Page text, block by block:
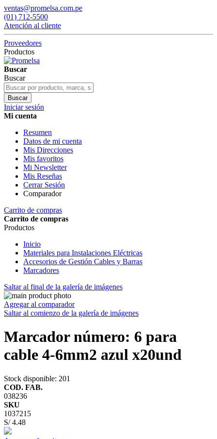
ventas@promelsa.com.pe
(01) 712-5500
Atención al cliente
Proveedores
Productos
Buscar
Buscar
Buscar
Iniciar sesión
Mi cuenta
Resumen
Datos de mi cuenta
Mis Direcciones
Mis favoritos
Mi Newsletter
Mis Reseñas
Cerrar Sesión
Comparador
Carrito de compras
Carrito de compras
Productos
Inicio
Materiales para Instalaciones Eléctricas
Accesorios de Gestión Cables y Barras
Marcadores
Saltar al final de la galería de imágenes
Agregar al comparador
Saltar al comienzo de la galería de imágenes
Marcador número: 6 para
cable 4-6mm2 azul x20und
Stock disponible: 201
COD. FAB.
038236
SKU
1037215
S/ 4.48